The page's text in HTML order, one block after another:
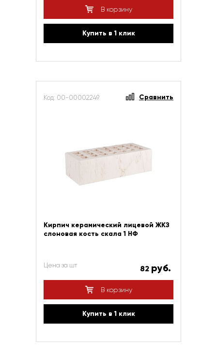
В корзину
Купить в 1 клик
Код: 00-00002249 Сравнить
Кирпич керамический лицевой ЖКЗ
слоновая кость скала 1 НФ
Цена за шт 82 руб.
В корзину
Купить в 1 клик